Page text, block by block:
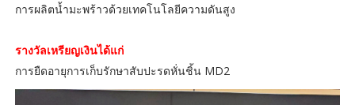
การผลิตน้ำมะพร้าวด้วยเทคโนโลยีความดันสูง
รางวัลเหรียญเงินได้แก่
การยืดอายุการเก็บรักษาสับปะรดหั่นชิ้น MD2